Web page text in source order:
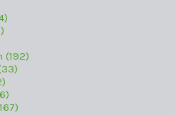
(192)